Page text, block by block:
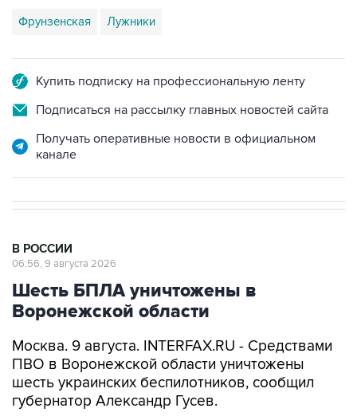
Фрунзенская Лужники
Купить подписку на профессиональную ленту
Подписаться на рассылку главных новостей сайта
Получать оперативные новости в официальном
канале
В РОССИИ
06:56, 9 августа 2026
Шесть БПЛА уничтожены в
Воронежской области
Москва. 9 августа. INTERFAX.RU - Средствами
ПВО в Воронежской области уничтожены
шесть украинских беспилотников, сообщил
губернатор Александр Гусев.